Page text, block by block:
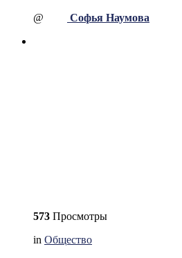
@ Софья Наумова
573 Просмотры
in Общество